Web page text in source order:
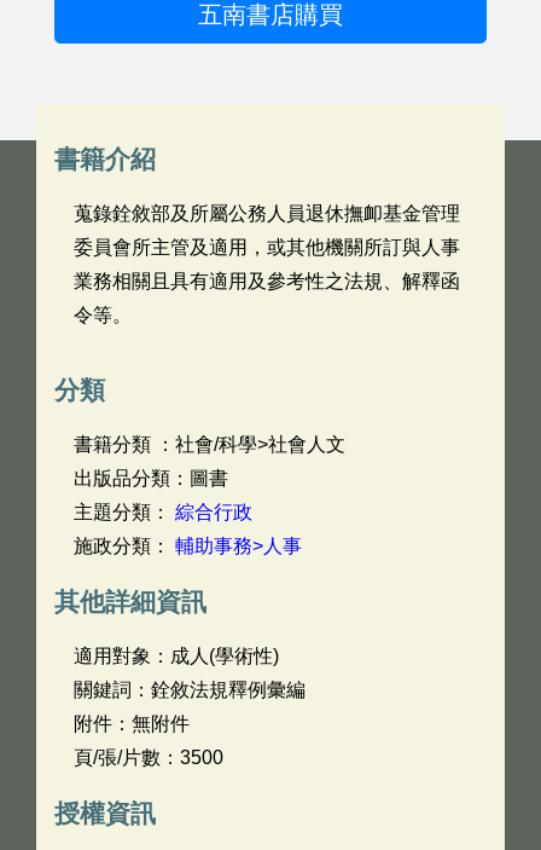
五南書店購買
書籍介紹
蒐錄銓敘部及所屬公務人員退休撫卹基金管理
委員會所主管及適用，或其他機關所訂與人事
業務相關且具有適用及參考性之法規、解釋函
令等。
分類
書籍分類 ：社會/科學>社會人文
出版品分類：圖書
主題分類： 綜合行政
施政分類： 輔助事務>人事
其他詳細資訊
適用對象：成人(學術性)
關鍵詞：銓敘法規釋例彙編
附件：無附件
頁/張/片數：3500
授權資訊